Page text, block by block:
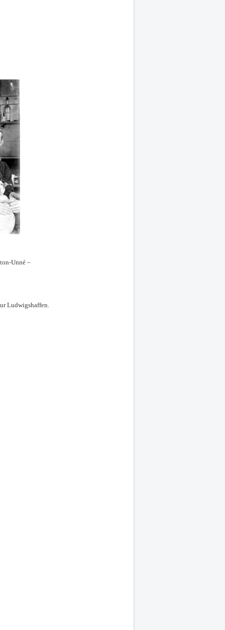
Unné –
Ludwigshaffen.